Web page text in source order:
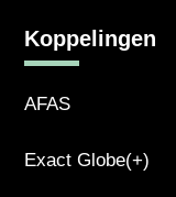
Koppelingen
AFAS
Exact Globe(+)